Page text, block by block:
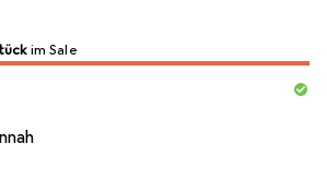
im Saleim Sale